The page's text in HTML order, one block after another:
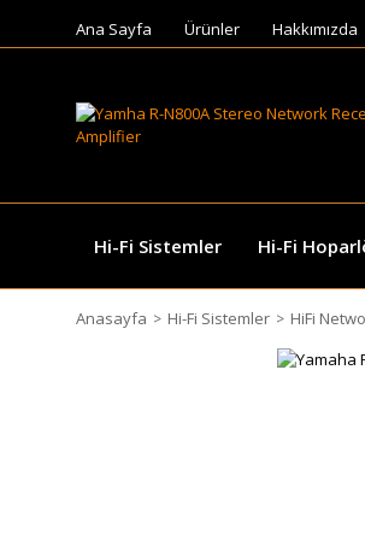
Ana Sayfa Ürünler Hakkımızda
Hi-Fi Sistemler Hi-Fi
Anasayfa Hi-Fi Sistemler HiFi